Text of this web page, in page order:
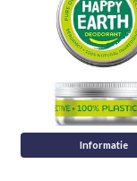
Informatie